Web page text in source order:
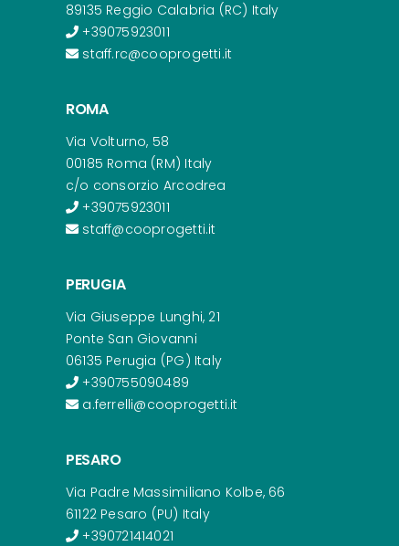
89135 Reggio Calabria (RC) Italy
+39075923011
staff.rc@cooprogetti.it
ROMA
Via Volturno, 58
00185 Roma (RM) Italy
c/o consorzio Arcodrea
+39075923011
staff@cooprogetti.it
PERUGIA
Via Giuseppe Lunghi, 21
Ponte San Giovanni
06135 Perugia (PG) Italy
+390755090489
a.ferrelli@cooprogetti.it
PESARO
Via Padre Massimiliano Kolbe, 66
61122 Pesaro (PU) Italy
+390721414021